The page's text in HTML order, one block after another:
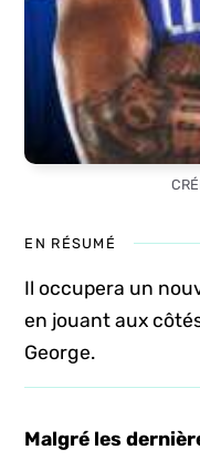
EN RÉSUMÉ
Il occupera un
en jouant aux
George.
Malgré les